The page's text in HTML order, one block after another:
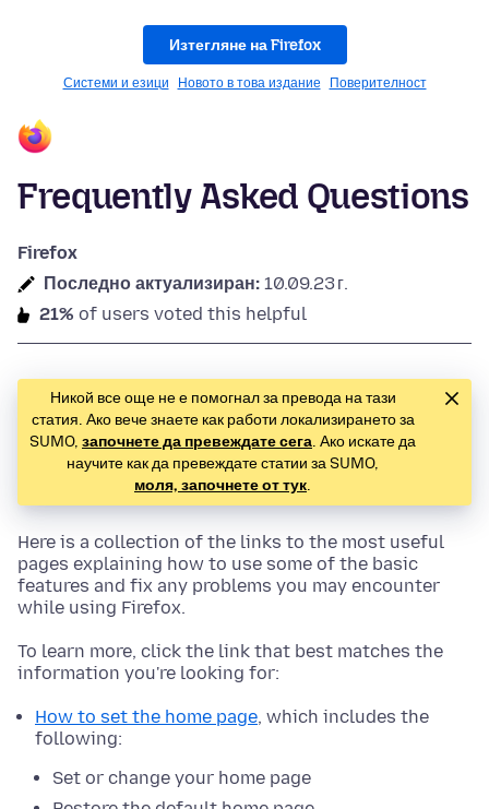
Изтегляне на Firefox
Системи и езици Новото в това издание Поверителност
Frequently Asked Questions
Firefox
Последно актуализиран: 10.09.23 г.
21% of users voted this helpful
Никой все още не е помогнал за превода на тази
статия. Ако вече знаете как работи локализирането за
SUMO, започнете да превеждате сега. Ако искате да
научите как да превеждате статии за SUMO,
моля, започнете от тук.
Here is a collection of the links to the most useful
pages explaining how to use some of the basic
features and fix any problems you may encounter
while using Firefox.
To learn more, click the link that best matches the
information you're looking for:
How to set the home page, which includes the
following:
Set or change your home page